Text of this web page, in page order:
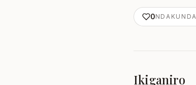
0NDAKUNDA
Ikiganiro